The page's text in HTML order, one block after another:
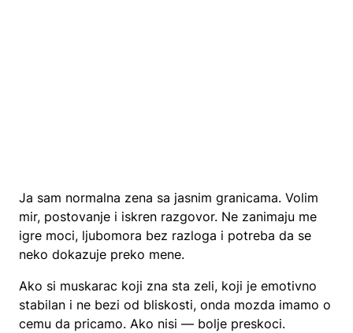
Ja sam normalna zena sa jasnim granicama. Volim
mir, postovanje i iskren razgovor. Ne zanimaju me
igre moci, ljubomora bez razloga i potreba da se
neko dokazuje preko mene.
Ako si muskarac koji zna sta zeli, koji je emotivno
stabilan i ne bezi od bliskosti, onda mozda imamo o
cemu da pricamo. Ako nisi — bolje preskoci.